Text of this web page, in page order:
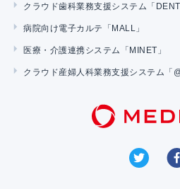
クラウド歯科業務支援システム「
病院向け電子カルテ「MALL」
医療・介護連携システム「MINET」
クラウド産婦人科業務支援システム「